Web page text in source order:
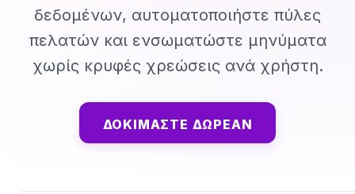
δεδομένων, αυτοματοποιήστε πύλες
πελατών και ενσωματώστε μηνύματα
χωρίς κρυφές χρεώσεις ανά χρήστη.
ΔΟΚΙΜΆΣΤΕ ΔΩΡΕΆΝ